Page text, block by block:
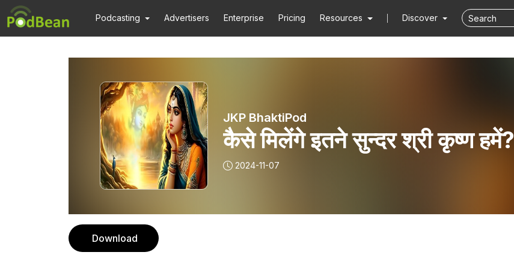
Podcasting Advertisers Enterprise Pricing Resources Discover
JKP BhaktiPod
कैसे मिलेंगे इतने सुन्दर श्री कृष्ण हमें?
2024-11-07
Download